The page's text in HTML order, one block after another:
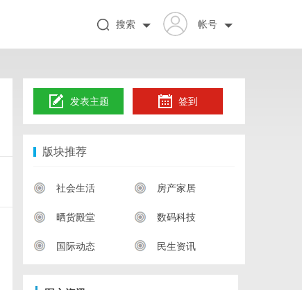
帐号
搜索
发表主题 签到
版块推荐
社会生活 房产家居
晒货殿堂 数码科技
国际动态 民生资讯